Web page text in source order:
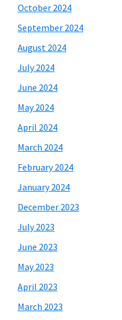
October 2024
September 2024
August 2024
July 2024
June 2024
May 2024
April 2024
March 2024
February 2024
January 2024
December 2023
July 2023
June 2023
May 2023
April 2023
March 2023